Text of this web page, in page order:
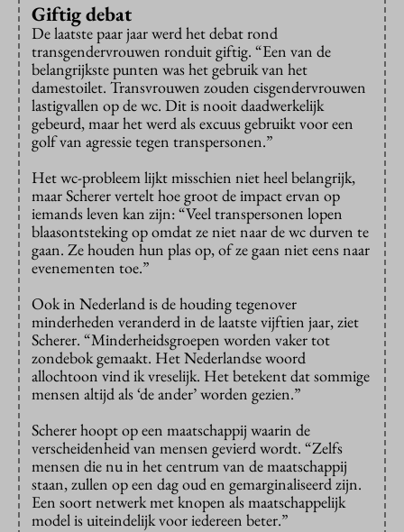
Giftig debat
De laatste paar jaar werd het debat rond
transgendervrouwen ronduit giftig. “Een van de
belangrijkste punten was het gebruik van het
damestoilet. Transvrouwen zouden cisgendervrouwen
lastigvallen op de wc. Dit is nooit daadwerkelijk
gebeurd, maar het werd als excuus gebruikt voor een
golf van agressie tegen transpersonen.”
Het wc-probleem lijkt misschien niet heel belangrijk,
maar Scherer vertelt hoe groot de impact ervan op
iemands leven kan zijn: “Veel transpersonen lopen
blaasontsteking op omdat ze niet naar de wc durven te
gaan. Ze houden hun plas op, of ze gaan niet eens naar
evenementen toe.”
Ook in Nederland is de houding tegenover
minderheden veranderd in de laatste vijftien jaar, ziet
Scherer. “Minderheidsgroepen worden vaker tot
zondebok gemaakt. Het Nederlandse woord
allochtoon vind ik vreselijk. Het betekent dat sommige
mensen altijd als ‘de ander’ worden gezien.”
Scherer hoopt op een maatschappij waarin de
verscheidenheid van mensen gevierd wordt. “Zelfs
mensen die nu in het centrum van de maatschappij
staan, zullen op een dag oud en gemarginaliseerd zijn.
Een soort netwerk met knopen als maatschappelijk
model is uiteindelijk voor iedereen beter.”